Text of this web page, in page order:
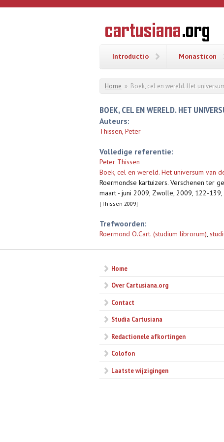
Overslaan en naar de inhoud gaan
Geschiedenis
van de
Introductio Monasticon
U bent hier
Home » Boek, cel en wereld. Het
BOEK, CEL EN WERELD. HET
Auteurs:
Thissen, Peter
Volledige referentie:
Peter Thissen
Boek, cel en wereld. Het universum van
Roermondse kartuizers. Verschenen ter
maart - juni 2009, Zwolle, 2009, 122-
[Thissen 2009]
Trefwoorden:
Roermond O.Cart. (studium librorum),
Home
Over Cartusiana.org
Contact
Studia Cartusiana
Redactionele afkortingen
Colofon
Laatste wijzigingen